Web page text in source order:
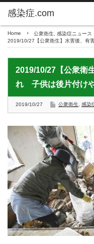
Home 公衆衛生
感染症ニュース
2019/10/27【公衆衛生】水害後、有
2019/10/27【公衆衛
れ 子供は後片付け
2019/10/27 公衆衛生 感染